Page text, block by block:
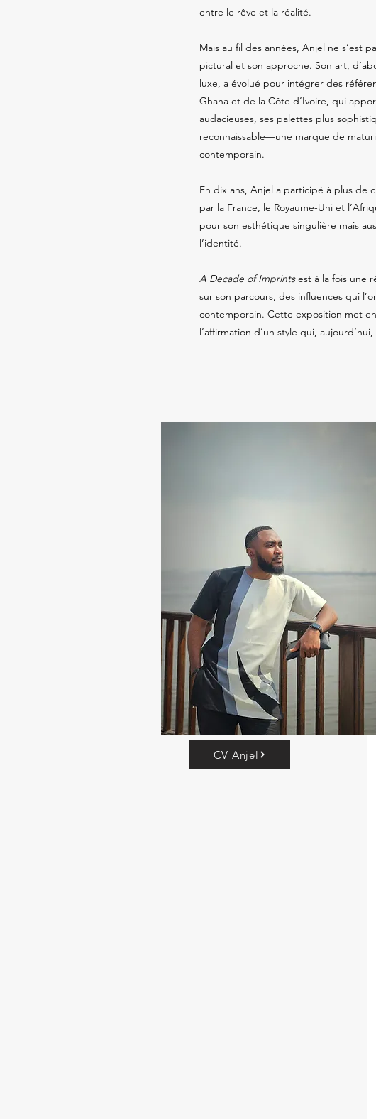
entre le rêve et la réalité.
Mais au fil des années, Anjel ne s’est
pictural et son approche. Son art,
luxe, a évolué pour intégrer des
Ghana et de la Côte d’Ivoire, qui
audacieuses, ses palettes plus
reconnaissable—une marque de
contemporain.
En dix ans, Anjel a participé à plus de
par la France, le Royaume-Uni et
pour son esthétique singulière mais
l’identité.
A Decade of Imprintsest à la fois une
sur son parcours, des influences qui
contemporain. Cette exposition met
l’affirmation d’un style qui,
CV Anjel